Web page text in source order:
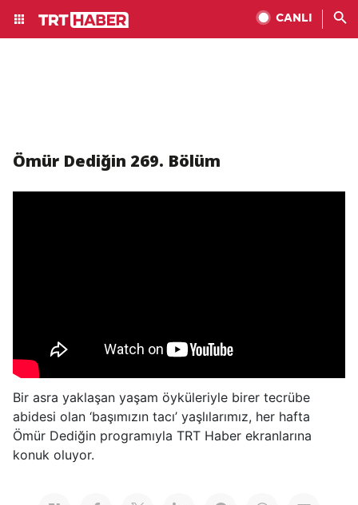
CANLI
Ömür Dediğin 269. Bölüm
Bir asra yaklaşan yaşam öyküleriyle birer tecrübe
abidesi olan ‘başımızın tacı’ yaşlılarımız, her hafta
Ömür Dediğin programıyla TRT Haber ekranlarına
konuk oluyor.